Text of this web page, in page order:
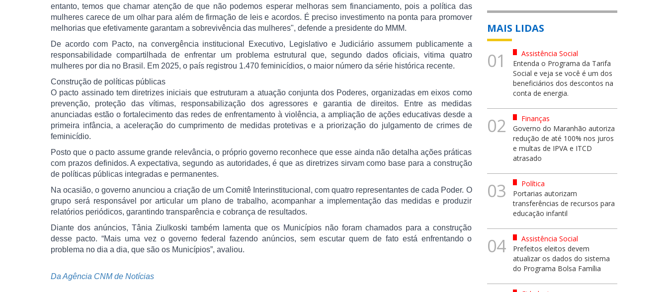
entanto, temos que chamar atenção de que não podemos esperar melhoras sem financiamento, pois a política das
mulheres carece de um olhar para além de firmação de leis e acordos. É preciso investimento na ponta para promover
melhorias que efetivamente garantam a sobrevivência das mulheres", defende a presidente do MMM.
De acordo com Pacto, na convergência institucional Executivo, Legislativo e Judiciário assumem publicamente a
responsabilidade compartilhada de enfrentar um problema estrutural que, segundo dados oficiais, vitima quatro
mulheres por dia no Brasil. Em 2025, o país registrou 1.470 feminicídios, o maior número da série histórica recente.
Construção de políticas públicas
O pacto assinado tem diretrizes iniciais que estruturam a atuação conjunta dos Poderes, organizadas em eixos como
prevenção, proteção das vítimas, responsabilização dos agressores e garantia de direitos. Entre as medidas
anunciadas estão o fortalecimento das redes de enfrentamento à violência, a ampliação de ações educativas desde a
primeira infância, a aceleração do cumprimento de medidas protetivas e a priorização do julgamento de crimes de
feminicídio.
Posto que o pacto assume grande relevância, o próprio governo reconhece que esse ainda não detalha ações práticas
com prazos definidos. A expectativa, segundo as autoridades, é que as diretrizes sirvam como base para a construção
de políticas públicas integradas e permanentes.
Na ocasião, o governo anunciou a criação de um Comitê Interinstitucional, com quatro representantes de cada Poder. O
grupo será responsável por articular um plano de trabalho, acompanhar a implementação das medidas e produzir
relatórios periódicos, garantindo transparência e cobrança de resultados.
Diante dos anúncios, Tânia Ziulkoski também lamenta que os Municípios não foram chamados para a construção
desse pacto. “Mais uma vez o governo federal fazendo anúncios, sem escutar quem de fato está enfrentando o
problema no dia a dia, que são os Municípios”, avaliou.
Da Agência CNM de Notícias
MAIS LIDAS
01
Assistência Social
Entenda o Programa da Tarifa
Social e veja se você é um dos
beneficiários dos descontos na
conta de energia.
02
Finanças
Governo do Maranhão autoriza
redução de até 100% nos juros
e multas de IPVA e ITCD
atrasado
03
Política
Portarias autorizam
transferências de recursos para
educação infantil
04
Assistência Social
Prefeitos eleitos devem
atualizar os dados do sistema
do Programa Bolsa Família